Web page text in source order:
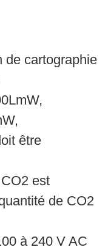
de cartographie
être
est
de CO2
à 240 V AC